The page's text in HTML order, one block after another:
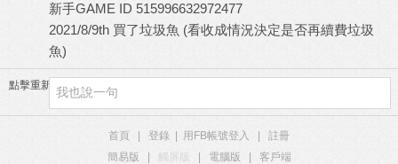
新手GAME ID 515996632972477
2021/8/9th 買了垃圾魚 (看收成情況決定是否再續費垃圾
魚)
點擊重新加載
首頁 登錄 用FB帳號登入
註冊
簡易版
觸屏版 電腦版
客戶端